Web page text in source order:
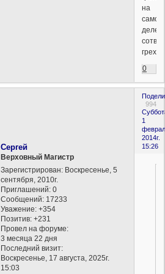
на
самом
грех?)
0
994
1
2014г.
15:26
Сергей
Верховный Магистр
Зарегистрирован: Воскресенье, 5
сентября, 2010г.
Приглашений: 0
Сообщений: 17233
Уважение: +354
Позитив: +231
Провел на форуме:
3 месяца 22 дня
Последний визит:
Воскресенье, 17 августа, 2025г.
15:03